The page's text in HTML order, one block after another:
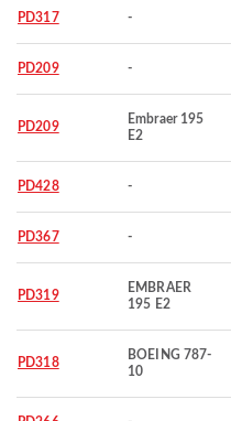
PD317 -
PD209 -
PD209
Embraer 195
E2
PD428 -
PD367 -
PD319
EMBRAER
195 E2
PD318
BOEING 787-
10